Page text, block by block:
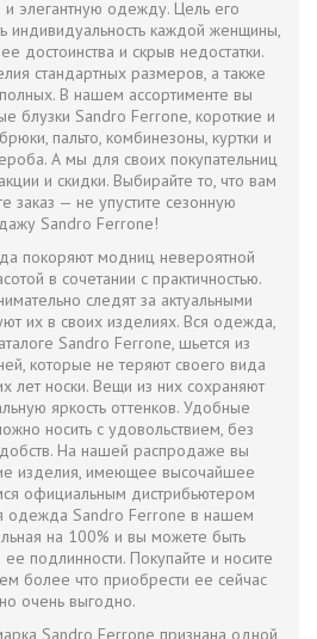
и элегантную одежду. Цель его
индивидуальность каждой женщины,
достоинства и скрыв недостатки.
стандартных размеров, а также
В нашем ассортименте вы
блузки Sandro Ferrone, короткие и
пальто, комбинезоны, куртки и
А мы для своих покупательниц
и скидки. Выбирайте то, что вам
заказ — не упустите сезонную
Sandro Ferrone!
покоряют модниц невероятной
в сочетании с практичностью.
следят за актуальными
их в своих изделиях. Вся одежда,
Sandro Ferrone, шьется из
которые не теряют своего вида
лет носки. Вещи из них сохраняют
яркость оттенков. Удобные
носить с удовольствием, без
На нашей распродаже вы
изделия, имеющее высочайшее
официальным дистрибьютером
одежда Sandro Ferrone в нашем
на 100% и вы можете быть
подлинности. Покупайте и носите
более что приобрести ее сейчас
очень выгодно.
Sandro Ferrone признана одной